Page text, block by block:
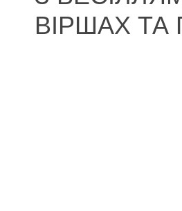
ВІРШАХ ТА